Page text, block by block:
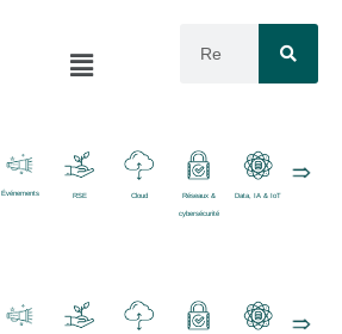
Événements RSE Cloud Réseaux &
cybersécurité
Data, IA & IoT